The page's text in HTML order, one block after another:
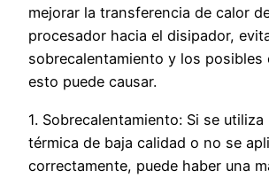
mejorar la transferencia de calor
procesador hacia el disipador,
sobrecalentamiento y los posibles
esto puede causar.
1. Sobrecalentamiento: Si se utiliza
térmica de baja calidad o no se
correctamente, puede haber una